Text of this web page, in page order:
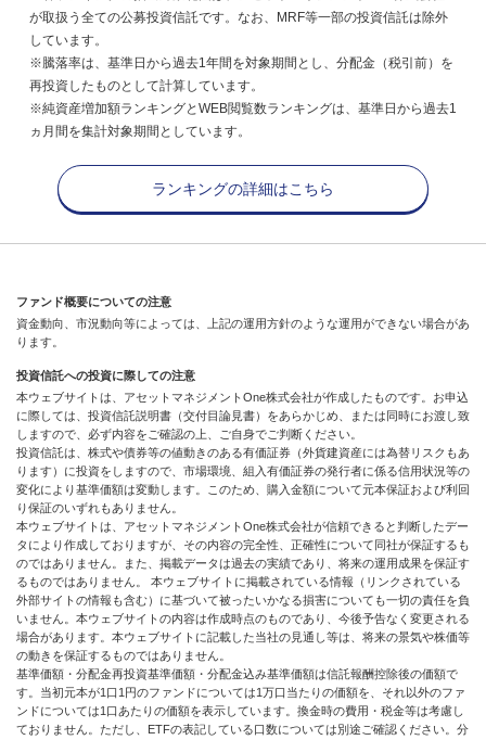
が取扱う全ての公募投資信託です。なお、MRF等一部の投資信託は除外
しています。
※騰落率は、基準日から過去1年間を対象期間とし、分配金（税引前）を
再投資したものとして計算しています。
※純資産増加額ランキングとWEB閲覧数ランキングは、基準日から過去1
ヵ月間を集計対象期間としています。
ランキングの詳細はこちら
ファンド概要についての注意
資金動向、市況動向等によっては、上記の運用方針のような運用ができない場合があ
ります。
投資信託への投資に際しての注意
本ウェブサイトは、アセットマネジメントOne株式会社が作成したものです。お申込
に際しては、投資信託説明書（交付目論見書）をあらかじめ、または同時にお渡し致
しますので、必ず内容をご確認の上、ご自身でご判断ください。
投資信託は、株式や債券等の値動きのある有価証券（外貨建資産には為替リスクもあ
ります）に投資をしますので、市場環境、組入有価証券の発行者に係る信用状況等の
変化により基準価額は変動します。このため、購入金額について元本保証および利回
り保証のいずれもありません。
本ウェブサイトは、アセットマネジメントOne株式会社が信頼できると判断したデー
タにより作成しておりますが、その内容の完全性、正確性について同社が保証するも
のではありません。また、掲載データは過去の実績であり、将来の運用成果を保証す
るものではありません。 本ウェブサイトに掲載されている情報（リンクされている
外部サイトの情報も含む）に基づいて被ったいかなる損害についても一切の責任を負
いません。本ウェブサイトの内容は作成時点のものであり、今後予告なく変更される
場合があります。本ウェブサイトに記載した当社の見通し等は、将来の景気や株価等
の動きを保証するものではありません。
基準価額・分配金再投資基準価額・分配金込み基準価額は信託報酬控除後の価額で
す。当初元本が1口1円のファンドについては1万口当たりの価額を、それ以外のファ
ンドについては1口あたりの価額を表示しています。換金時の費用・税金等は考慮し
ておりません。ただし、ETFの表記している口数については別途ご確認ください。分